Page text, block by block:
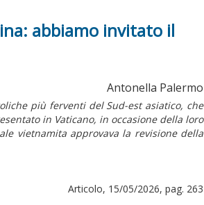
abbiamo invitato il
Antonella Palermo
più ferventi del Sud-est asiatico, che
in Vaticano, in occasione della loro
vietnamita approvava la revisione della
Articolo, 15/05/2026, pag. 263